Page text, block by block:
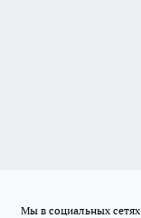
Мы в социальных сетях